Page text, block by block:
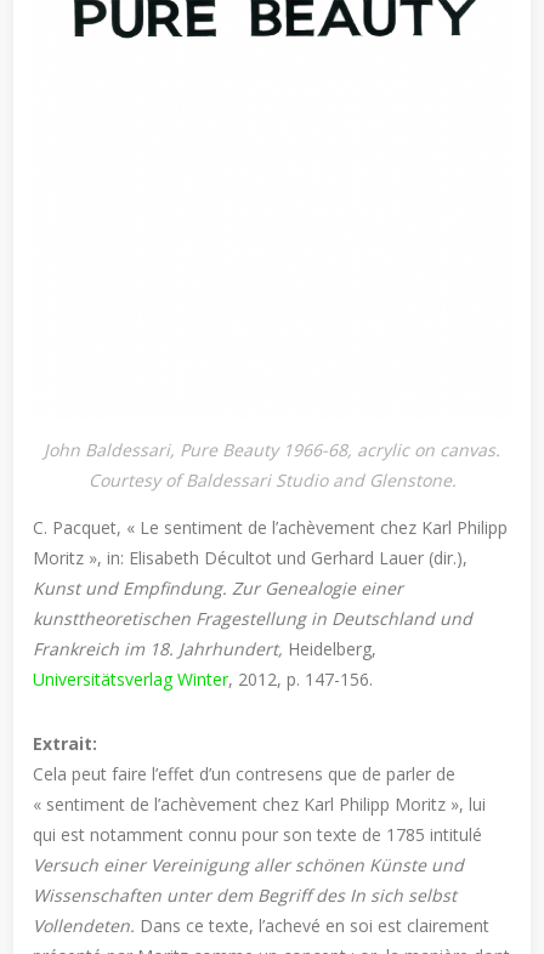
John Baldessari, Pure Beauty 1966-68, acrylic on canvas.
Courtesy of Baldessari Studio and Glenstone.
C. Pacquet, « Le sentiment de l’achèvement chez Karl Philipp
Moritz », in: Elisabeth Décultot und Gerhard Lauer (dir.),
Kunst und Empfindung. Zur Genealogie einer
kunsttheoretischen Fragestellung in Deutschland und
Frankreich im 18. Jahrhundert, Heidelberg,
Universitätsverlag Winter, 2012, p. 147-156.
Extrait:
Cela peut faire l’effet d’un contresens que de parler de
« sentiment de l’achèvement chez Karl Philipp Moritz », lui
qui est notamment connu pour son texte de 1785 intitulé
Versuch einer Vereinigung aller schönen Künste und
Wissenschaften unter dem Begriff des In sich selbst
Vollendeten. Dans ce texte, l’achevé en soi est clairement